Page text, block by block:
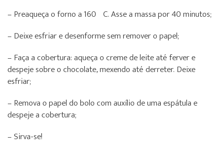
– Preaqueça o forno a 160ºC. Asse a massa por 40 minutos;
– Deixe esfriar e desenforme sem remover o papel;
– Faça a cobertura: aqueça o creme de leite até ferver e
despeje sobre o chocolate, mexendo até derreter. Deixe
esfriar;
– Remova o papel do bolo com auxílio de uma espátula e
despeje a cobertura;
– Sirva-se!